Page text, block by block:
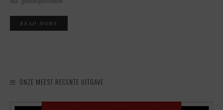
READ MORE
ONZE MEEST RECENTE UITGAVE